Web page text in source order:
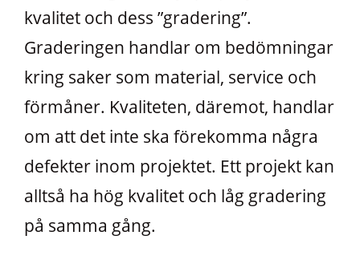
kvalitet och dess ”gradering”.
Graderingen handlar om bedömningar
kring saker som material, service och
förmåner. Kvaliteten, däremot, handlar
om att det inte ska förekomma några
defekter inom projektet. Ett projekt kan
alltså ha hög kvalitet och låg gradering
på samma gång.